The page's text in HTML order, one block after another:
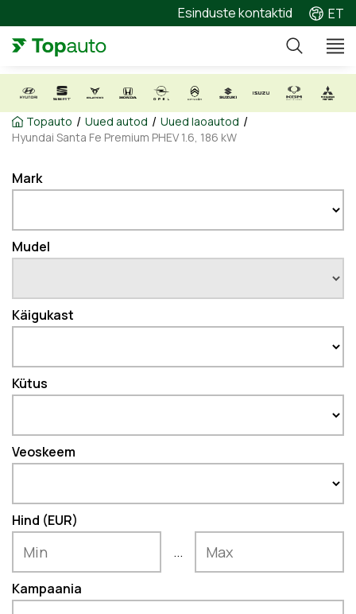
Esinduste kontaktid ET
Topauto / Uued autod / Uued laoautod /
Hyundai Santa Fe Premium PHEV 1.6, 186 kW
Mark
Mudel
Käigukast
Kütus
Veoskeem
Hind (EUR)
...
Kampaania